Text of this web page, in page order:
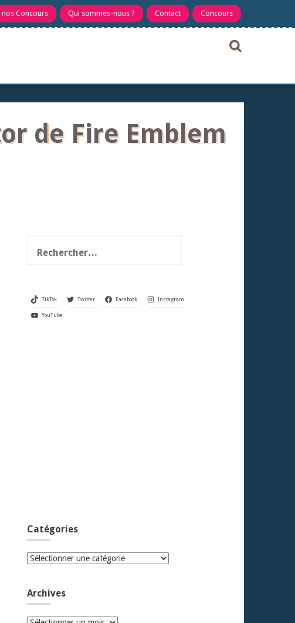
Concours Qui sommes-nous ? Contact Concours
de Fire Emblem
TikTok Twitter Facebook Instagram
YouTube
Catégories
Catégories
Archives